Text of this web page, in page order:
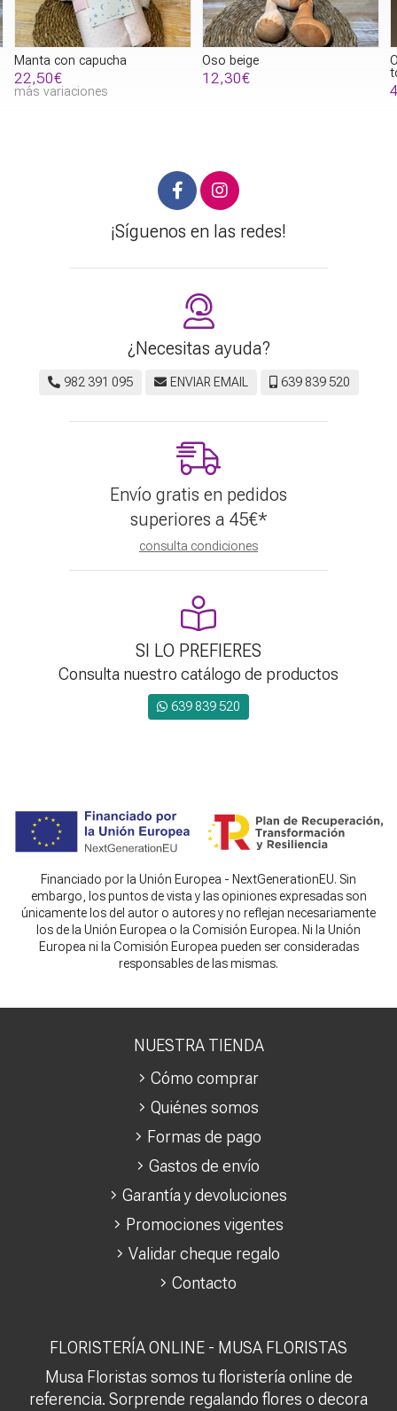
Oso beige
12,30€
Oso blanco con bufanda en
tonos rosas.
47,00€
¡Síguenos en las redes!
¿Necesitas ayuda?
982 391 095 ENVIAR EMAIL 639 839 520
Envío gratis en pedidos
superiores a 45€*
consulta condiciones
SI LO PREFIERES
Consulta nuestro catálogo de productos
639 839 520
Financiado por la Unión Europea - NextGenerationEU. Sin
embargo, los puntos de vista y las opiniones expresadas son
únicamente los del autor o autores y no reflejan necesariamente
los de la Unión Europea o la Comisión Europea. Ni la Unión
Europea ni la Comisión Europea pueden ser consideradas
responsables de las mismas.
FLORISTERÍA ONLINE - MUSA FLORISTAS
Musa Floristas somos tu floristería online de
referencia. Sorprende regalando flores o decora
NUESTRA TIENDA
Cómo comprar
Quiénes somos
Formas de pago
Gastos de envío
Garantía y devoluciones
Promociones vigentes
Validar cheque regalo
Contacto